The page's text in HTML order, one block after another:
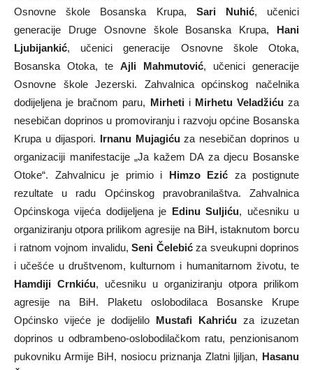
Osnovne škole Bosanska Krupa, Sari Nuhić, učenici
generacije Druge Osnovne škole Bosanska Krupa, Hani
Ljubijankić, učenici generacije Osnovne škole Otoka,
Bosanska Otoka, te Ajli Mahmutović, učenici generacije
Osnovne škole Jezerski. Zahvalnica općinskog načelnika
dodijeljena je bračnom paru, Mirhetii Mirhetu Veladžićuza
nesebičan doprinos u promoviranju i razvoju općine Bosanska
Krupa u dijaspori. Irnanu Mujagićuza nesebičan doprinos u
organizaciji manifestacije „Ja kažem DA za djecu Bosanske
Otoke“. Zahvalnicu je primio i Himzo Ezić za postignute
rezultate u radu Općinskog pravobranilaštva. Zahvalnica
Općinskoga vijeća dodijeljena je Edinu Suljiću, učesniku u
organiziranju otpora prilikom agresije na BiH, istaknutom borcu
i ratnom vojnom invalidu, Seni Čelebićza sveukupni doprinos
i učešće u društvenom, kulturnom i humanitarnom životu, te
Hamdiji Crnkiću, učesniku u organiziranju otpora prilikom
agresije na BiH. Plaketu oslobodilaca Bosanske Krupe
Općinsko vijeće je dodijelilo Mustafi Kahriću za izuzetan
doprinos u odbrambeno-oslobodilačkom ratu, penzionisanom
pukovniku Armije BiH, nosiocu priznanja Zlatni ljiljan, Hasanu